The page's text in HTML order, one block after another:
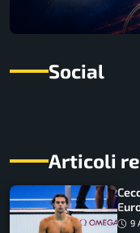
Social
Articoli
9